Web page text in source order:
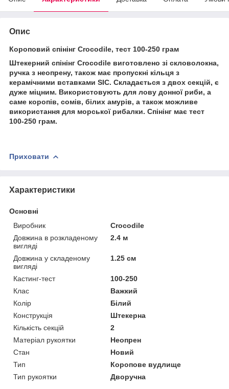
Опис
Короповий спінінг Crocodile, тест 100-250 грам
Штекерний спінінг Crocodile виготовлено зі скловолокна,
ручка з неопрену, також має пропускні кільця з
керамічними вставками SIC. Складається з двох секцій, є
дуже міцним. Використовують для лову донної риби, а
саме коропів, сомів, білих амурів, а також можливе
використання для морської рибалки. Спінінг має тест
100-250 грам.
Приховати
Характеристики
Основні
Виробник
Crocodile
Довжина в розкладеному
вигляді
2.4 м
Довжина у складеному
вигляді
1.25 см
Кастинг-тест
100-250
Клас
Важкий
Колір
Білий
Конструкція
Штекерна
Кількість секцій
2
Матеріал рукоятки
Неопрен
Стан
Новий
Тип
Коропове вудлище
Тип рукоятки
Дворучна